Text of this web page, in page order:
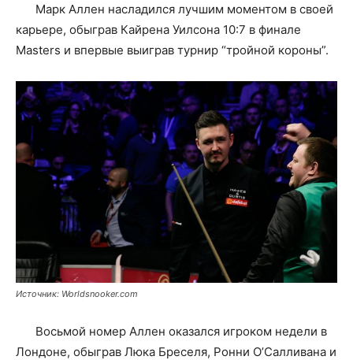
Марк Аллен насладился лучшим моментом в своей
карьере, обыграв Кайрена Уилсона 10:7 в финале
Masters и впервые выиграв турнир “тройной короны”.
Источник: Worldsnooker.com
Восьмой номер Аллен оказался игроком недели в
Лондоне, обыграв Люка Бреселя, Ронни О’Салливана и